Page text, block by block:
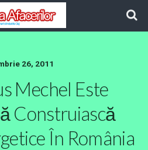
26, 2011
Mechel Este
Construiască
În România